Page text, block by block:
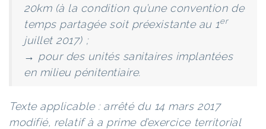
20km (à la condition qu’une convention de
temps partagée soit préexistante au 1er
juillet 2017) ;
→ pour des unités sanitaires implantées
en milieu pénitentiaire.
Texte applicable : arrêté du 14 mars 2017
modifié, relatif à a prime d’exercice territorial